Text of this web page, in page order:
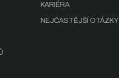
KARIÉRA
NEJČASTĚJŠÍ OTÁZKY